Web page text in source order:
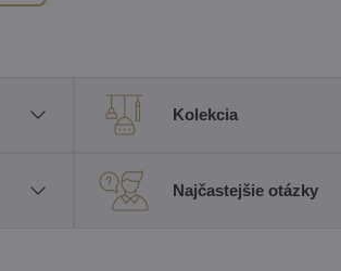
Kolekcia
Najčastejšie otázky